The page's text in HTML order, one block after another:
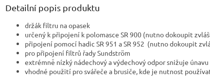
Detailní popis produktu
držák filtru na opasek
určený k připojení k polomasce SR 900 (nutno dokoupit
připojení pomocí hadic SR 951 a SR 952 (nutno dokoupit
pro připojení filtrů řady Sundström
extrémně nízký nádechový a výdechový odpor snižuje
vhodné použití pro svářeče a brusiče, kde je nutnost